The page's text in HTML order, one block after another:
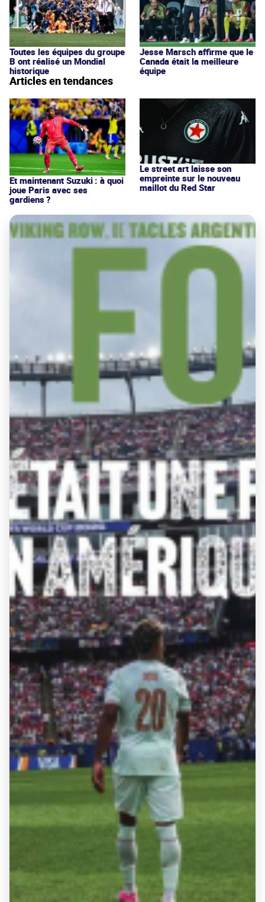
Toutes les équipes du groupe
B ont réalisé un Mondial
historique
Jesse Marsch affirme que le
Canada était la meilleure
équipe
Articles en tendances
Et maintenant Suzuki : à quoi
joue Paris avec ses
gardiens ?
Le street art laisse son
empreinte sur le nouveau
maillot du Red Star